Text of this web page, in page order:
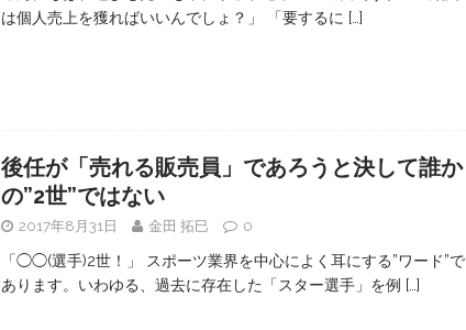
は個人売上を獲ればいいんでしょ？」 「要するに […]
後任が「売れる販売員」であろうと決して誰か
の”2世”ではない
2017年8月31日 金田 拓巳 0
「◯◯(選手)2世！」 スポーツ業界を中心によく耳にする”ワード”で
あります。いわゆる、過去に存在した「スター選手」を例 […]